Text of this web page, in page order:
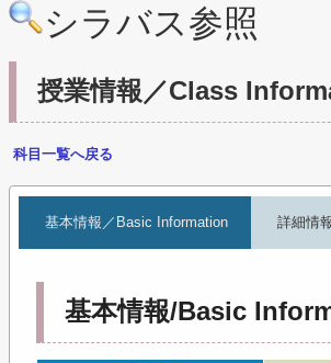
シラバス参照
授業情報／Class
科目一覧へ戻る
基本情報／Basic Information 詳細情
基本情報/Basic